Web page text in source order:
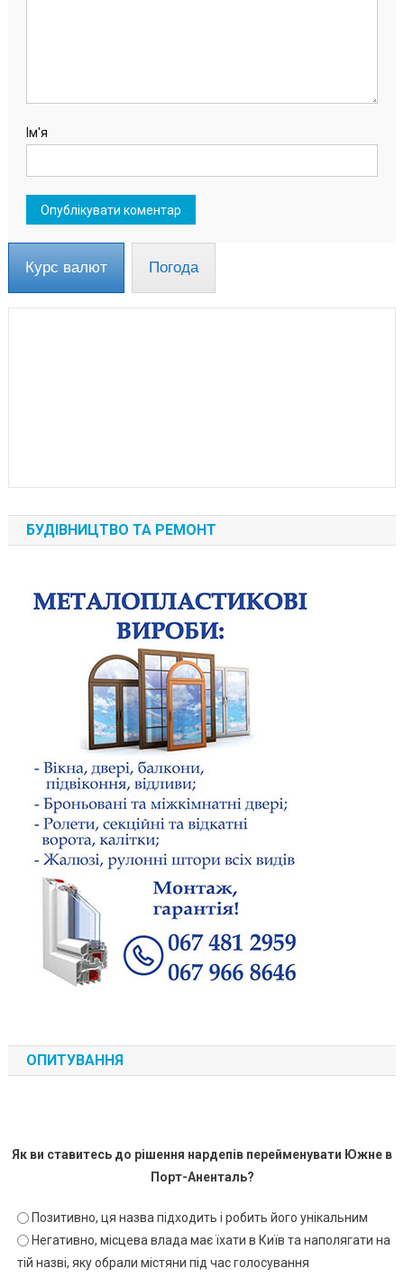
Ім'я
Курс валют Погода
БУДІВНИЦТВО ТА РЕМОНТ
ОПИТУВАННЯ
Як ви ставитесь до рішення нардепів перейменувати Южне в
Порт-Аненталь?
Позитивно, ця назва підходить і робить його унікальним
Негативно, місцева влада має їхати в Київ та наполягати на
тій назві, яку обрали містяни під час голосування